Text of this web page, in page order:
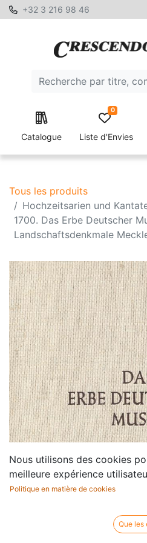
+32 3 216 98 46
Catalogue Liste d'Envies
0
Tous les produits
Hochzeitsarien und
1700. Das Erbe Deutscher
Landschaftsdenkmale
Nous utilisons des cookies
meilleure expérience
Politique en matière de cookies
Que les